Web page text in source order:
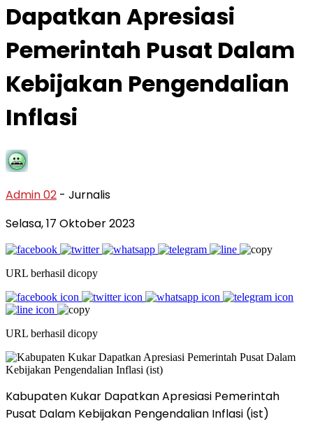
Dapatkan Apresiasi
Pemerintah Pusat Dalam
Kebijakan Pengendalian
Inflasi
Admin 02 - Jurnalis
Selasa, 17 Oktober 2023
URL berhasil dicopy
URL berhasil dicopy
Kabupaten Kukar Dapatkan Apresiasi Pemerintah
Pusat Dalam Kebijakan Pengendalian Inflasi (ist)